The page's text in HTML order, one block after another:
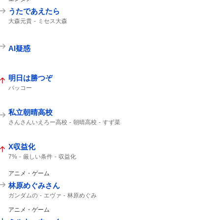
うたであえたら
大森元貴 ミセス大森
AI疑惑
明日は勝つぞ
バッコー
私立朝晴高校
さんさんいえろー高校 朝晴高校
すず菜
X収益化
7% 厳しい条件 収益化
アニメ・ゲーム
林原めぐみさん
ガンダムの エヴァ 林原めぐみ
アニメ・ゲーム